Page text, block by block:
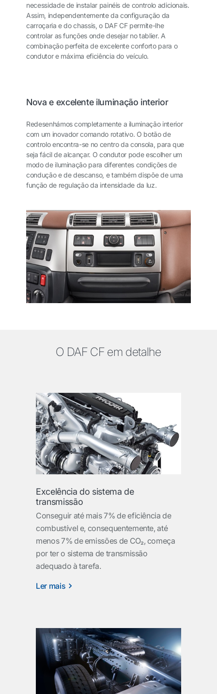
necessidade de instalar painéis de controlo adicionais.
Assim, independentemente da configuração da
carroçaria e do chassis, o DAF CF permite-lhe
controlar as funções onde desejar no tablier. A
combinação perfeita de excelente conforto para o
condutor e máxima eficiência do veículo.
Nova e excelente iluminação interior
Redesenhámos completamente a iluminação interior
com um inovador comando rotativo. O botão de
controlo encontra-se no centro da consola, para que
seja fácil de alcançar. O condutor pode escolher um
modo de iluminação para diferentes condições de
condução e de descanso, e também dispõe de uma
função de regulação da intensidade da luz.
O DAF CF em detalhe
Excelência do sistema de
transmissão
Conseguir até mais 7% de eficiência de
combustível e, consequentemente, até
menos 7% de emissões de CO₂, começa
por ter o sistema de transmissão
adequado à tarefa.
Ler mais